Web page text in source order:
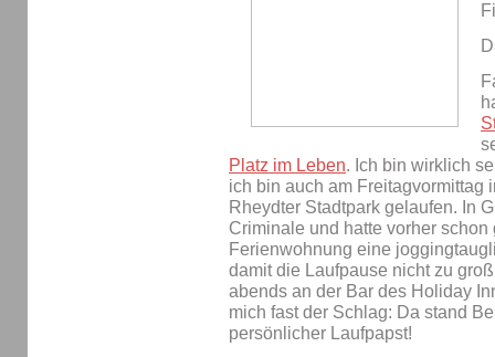
Platz im Leben. Ich bin wirklich
ich bin auch am Freitagvormittag
Rheydter Stadtpark gelaufen. In
Criminale und hatte vorher schon
Ferienwohnung eine
damit die Laufpause nicht zu
abends an der Bar des Holiday
mich fast der Schlag: Da stand
persönlicher Laufpapst!